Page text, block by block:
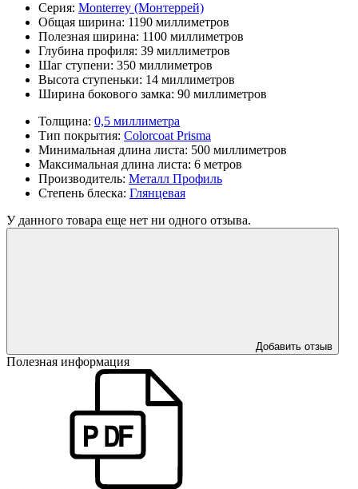
Серия: Monterrey (Монтеррей)
Общая ширина: 1190 миллиметров
Полезная ширина: 1100 миллиметров
Глубина профиля: 39 миллиметров
Шаг ступени: 350 миллиметров
Высота ступеньки: 14 миллиметров
Ширина бокового замка: 90 миллиметров
Толщина: 0,5 миллиметра
Тип покрытия: Colorcoat Prisma
Минимальная длина листа: 500 миллиметров
Максимальная длина листа: 6 метров
Производитель: Металл Профиль
Степень блеска: Глянцевая
У данного товара еще нет ни одного отзыва.
Добавить отзыв
Полезная информация